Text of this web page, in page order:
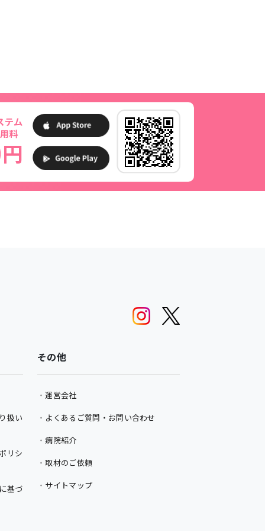
扱い
リシ
基づ
その他
運営会社
よくあるご質問・お問い合わせ
病院紹介
取材のご依頼
サイトマップ